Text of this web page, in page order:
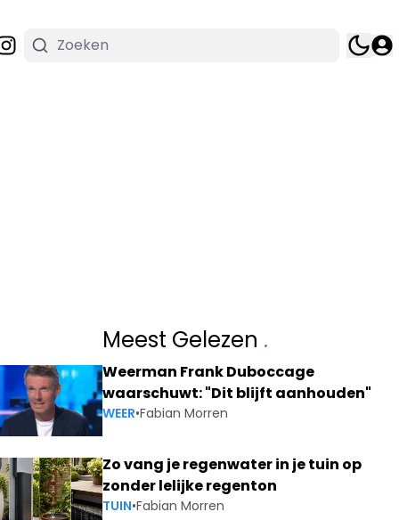
Meest Gelezen .
Weerman Frank Duboccage
waarschuwt: "Dit blijft aanhouden"
WEER•Fabian Morren
Zo vang je regenwater in je tuin op
zonder lelijke regenton
TUIN•Fabian Morren